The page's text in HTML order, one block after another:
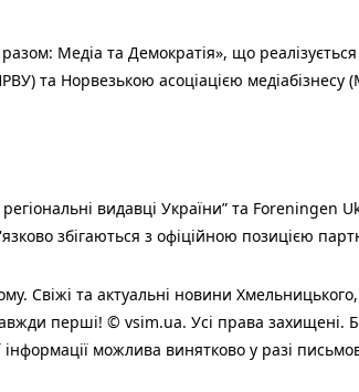
Медіа та Демократія», що
та Норвезькою асоціацією
видавці України” та
збігаються з офіційною позицією
Свіжі та актуальні новини
перші! © vsim.ua. Усі права захищені.
можлива винятково у разі